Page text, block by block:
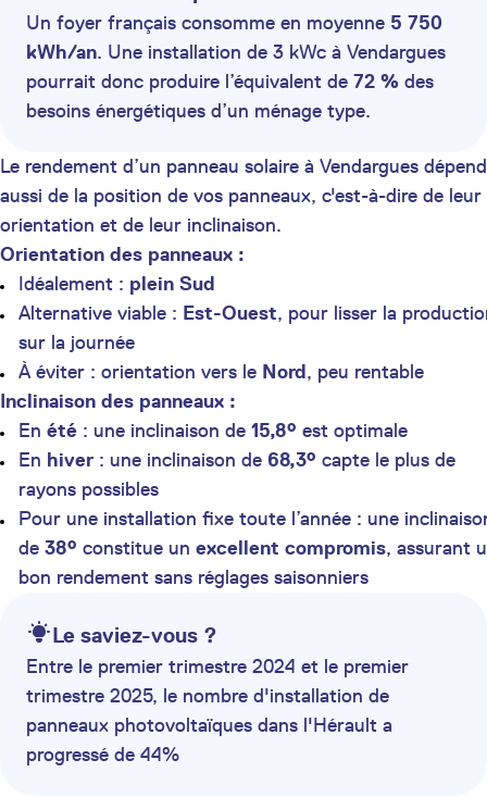
Un foyer français consomme en moyenne 5 750
kWh/an. Une installation de 3 kWc à Vendargues
pourrait donc produire l’équivalent de 72 % des
besoins énergétiques d’un ménage type.
Le rendement d’un panneau solaire à Vendargues dépend
aussi de la position de vos panneaux, c'est-à-dire de leur
orientation et de leur inclinaison.
Orientation des panneaux :
Idéalement : plein Sud
Alternative viable : Est-Ouest, pour lisser la
sur la journée
À éviter : orientation vers le Nord, peu rentable
Inclinaison des panneaux :
En été : une inclinaison de 15,8° est optimale
En hiver : une inclinaison de 68,3° capte le plus de
rayons possibles
Pour une installation fixe toute l’année : une
de 38° constitue un excellent compromis, assurant
bon rendement sans réglages saisonniers
Le saviez-vous ?
Entre le premier trimestre 2024 et le premier
trimestre 2025, le nombre d'installation de
panneaux photovoltaïques dans l'Hérault a
progressé de 44%